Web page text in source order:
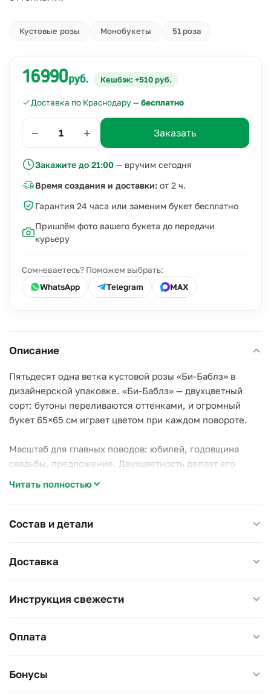
Кустовые розы Монобукеты 51 роза
16990руб. Кешбэк: +510 руб.
Доставка по Краснодару —бесплатно
− + Заказать
Закажите до 21:00 — вручим сегодня
Время создания и доставки: от 2 ч.
Гарантия 24 часа или заменим букет бесплатно
Пришлём фото вашего букета до передачи
курьеру
Сомневаетесь? Поможем выбрать:
WhatsApp
Telegram MAX
Описание
Пятьдесят одна ветка кустовой розы «Би-Баблз» в
дизайнерской упаковке. «Би-Баблз» — двухцветный
сорт: бутоны переливаются оттенками, и огромный
букет 65×65 см играет цветом при каждом повороте.
Масштаб для главных поводов: юбилей, годовщина
свадьбы, предложение. Двухцветность делает его
два дня, подрезка веток.
Читать полностью
Состав и детали
Доставка
Инструкция свежести
Оплата
Бонусы